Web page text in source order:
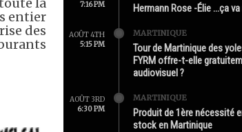
entier
des
7:16 PM
Hermann Rose -Élie …ça
AOÛT 4TH
5:15 PM
MARTINIQUE
Tour de Martinique des
FYRM offre-t-elle
audiovisuel ?
AOÛT 3RD
6:30 PM
MARTINIQUE
Produit de 1ère nécessité
stock en Martinique